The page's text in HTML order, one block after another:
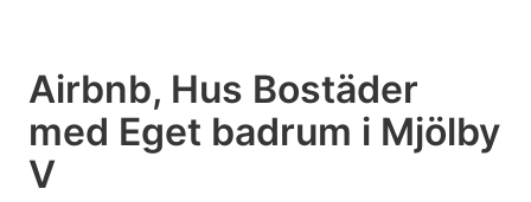
Airbnb, Hus Bostäder
med Eget badrum i Mjölby
V